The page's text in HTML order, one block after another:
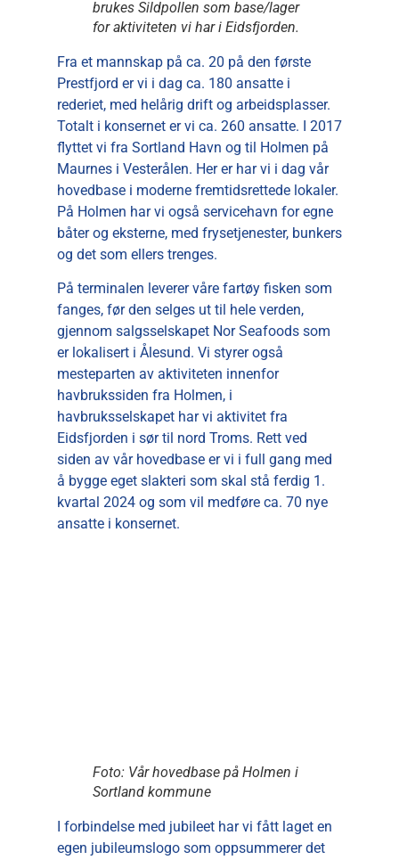
brukes Sildpollen som base/lager
for aktiviteten vi har i Eidsfjorden.
Fra et mannskap på ca. 20 på den første
Prestfjord er vi i dag ca. 180 ansatte i
rederiet, med helårig drift og arbeidsplasser.
Totalt i konsernet er vi ca. 260 ansatte. I 2017
flyttet vi fra Sortland Havn og til Holmen på
Maurnes i Vesterålen. Her er har vi i dag vår
hovedbase i moderne fremtidsrettede lokaler.
På Holmen har vi også servicehavn for egne
båter og eksterne, med frysetjenester, bunkers
og det som ellers trenges.
På terminalen leverer våre fartøy fisken som
fanges, før den selges ut til hele verden,
gjennom salgsselskapet Nor Seafoods som
er lokalisert i Ålesund. Vi styrer også
mesteparten av aktiviteten innenfor
havbrukssiden fra Holmen, i
havbruksselskapet har vi aktivitet fra
Eidsfjorden i sør til nord Troms. Rett ved
siden av vår hovedbase er vi i full gang med
å bygge eget slakteri som skal stå ferdig 1.
kvartal 2024 og som vil medføre ca. 70 nye
ansatte i konsernet.
Foto: Vår hovedbase på Holmen i
Sortland kommune
I forbindelse med jubileet har vi fått laget en
egen jubileumslogo som oppsummerer det